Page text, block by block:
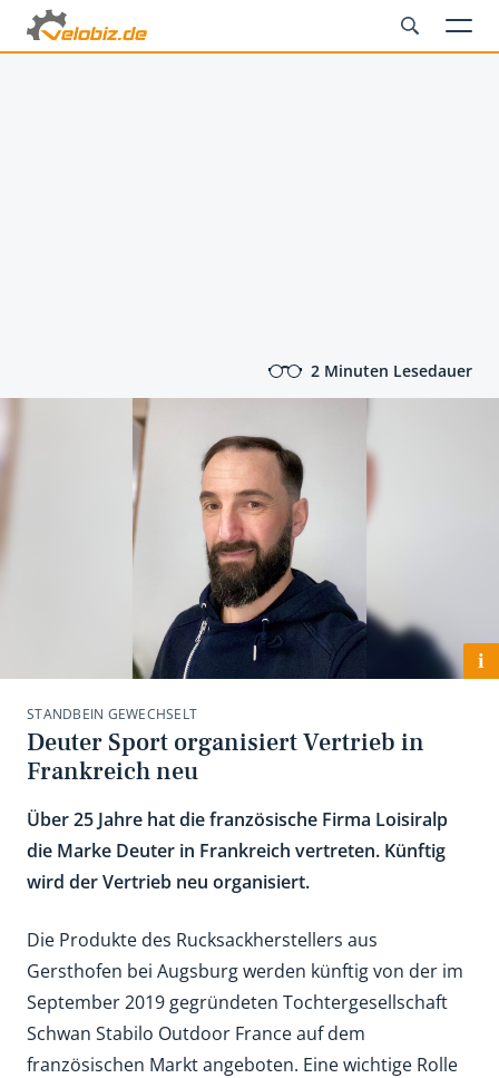
2 Minuten Lesedauer
i
STANDBEIN GEWECHSELT
Deuter Sport organisiert Vertrieb in
Frankreich neu
Über 25 Jahre hat die französische Firma Loisiralp
die Marke Deuter in Frankreich vertreten. Künftig
wird der Vertrieb neu organisiert.
Die Produkte des Rucksackherstellers aus
Gersthofen bei Augsburg werden künftig von der im
September 2019 gegründeten Tochtergesellschaft
Schwan Stabilo Outdoor France auf dem
französischen Markt angeboten. Eine wichtige Rolle